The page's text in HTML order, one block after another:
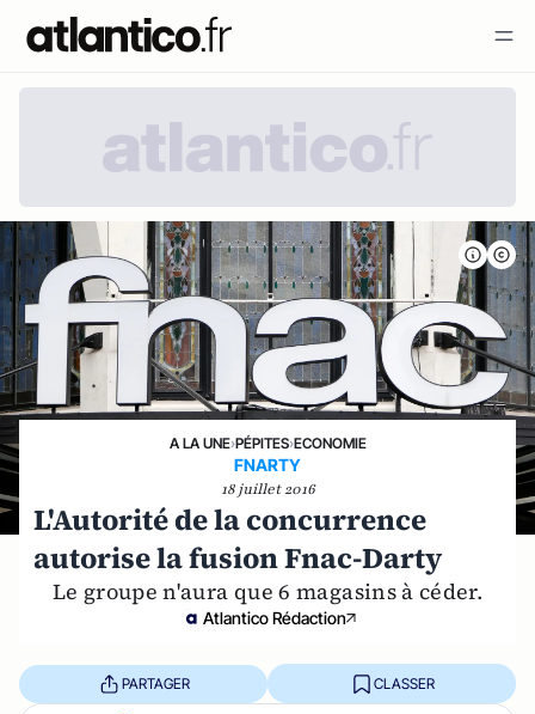
A LA UNE›PÉPITES›ECONOMIE
FNARTY
18 juillet 2016
L'Autorité de la concurrence
autorise la fusion Fnac-Darty
Le groupe n'aura que 6 magasins à céder.
Atlantico Rédaction
PARTAGER CLASSER